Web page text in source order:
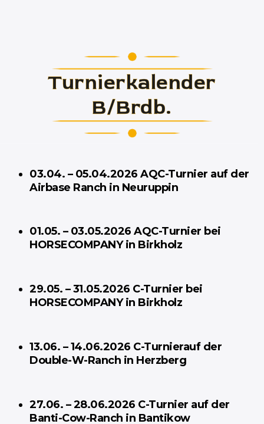
Turnierkalender
B/Brdb.
03.04. – 05.04.2026 AQC-Turnier auf der
Airbase Ranch in Neuruppin
01.05. – 03.05.2026 AQC-Turnier bei
HORSECOMPANY in Birkholz
29.05. – 31.05.2026 C-Turnier bei
HORSECOMPANY in Birkholz
13.06. – 14.06.2026 C-Turnierauf der
Double-W-Ranch in Herzberg
27.06. – 28.06.2026 C-Turnier auf der
Banti-Cow-Ranch in Bantikow